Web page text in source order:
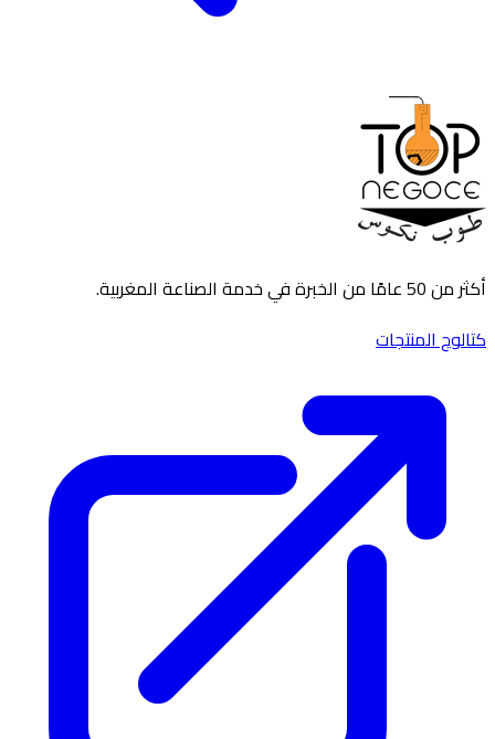
أكثر من 50 عامًا من الخبرة في خدمة الصناعة المغربية.
كتالوج المنتجات